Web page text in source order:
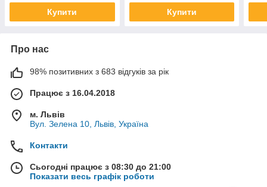
Купити Купити
Про нас
98% позитивних з 683 відгуків за рік
Працює з 16.04.2018
м. Львів
Вул. Зелена 10, Львів, Україна
Контакти
Сьогодні працює з 08:30 до 21:00
Показати весь графік роботи